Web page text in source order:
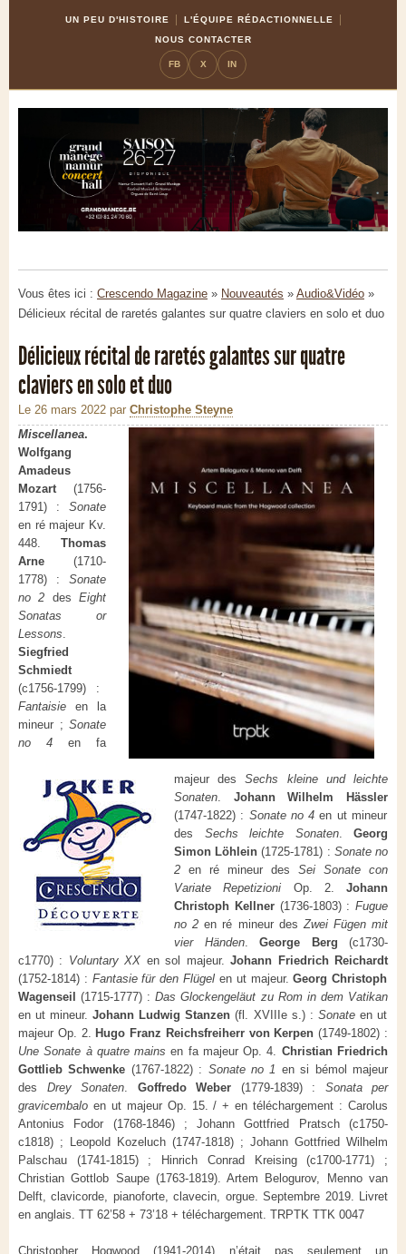
UN PEU D'HISTOIRE
L'ÉQUIPE RÉDACTIONNELLE
NOUS CONTACTER
FB X IN
Vous êtes ici : Crescendo Magazine » Nouveautés » Audio&Vidéo »
Délicieux récital de raretés galantes sur quatre claviers en solo et duo
Délicieux récital de raretés galantes sur quatre
claviers en solo et duo
Le 26 mars 2022 par Christophe Steyne
Miscellanea.
Wolfgang
Amadeus
Mozart (1756-
1791) : Sonate
en ré majeur Kv.
448. Thomas
Arne (1710-
1778) : Sonate
no 2 desEight
Sonatas or
Lessons.
Siegfried
Schmiedt
(c1756-1799) :
Fantaisie en la
mineur ; Sonate
no 4 en fa
majeur desSechs kleine und leichte
Sonaten. Johann Wilhelm Hässler
(1747-1822) : Sonate no 4 en ut mineur
des Sechs leichte Sonaten. Georg
Simon Löhlein (1725-1781) : Sonate no
2 en ré mineur des Sei Sonate con
Variate Repetizioni Op. 2. Johann
Christoph Kellner(1736-1803) : Fugue
no 2 en ré mineur desZwei Fügen mit
vier Händen. George Berg (c1730-
c1770) : Voluntary XX en sol majeur.Johann Friedrich Reichardt
(1752-1814) : Fantasie für den Flügel en ut majeur.Georg Christoph
Wagenseil
(1715-1777) :Das Glockengeläut zu Rom in dem Vatikan
en ut mineur.Johann Ludwig Stanzen (fl. XVIIIe s.) : Sonateen ut
majeur Op. 2. Hugo Franz Reichsfreiherr von Kerpen (1749-1802) :
Une Sonate à quatre mains en fa majeur Op. 4. Christian Friedrich
Gottlieb Schwenke (1767-1822) : Sonate no 1 en si bémol majeur
des Drey Sonaten. Goffredo Weber (1779-1839) : Sonata per
gravicembalo en ut majeur Op. 15. / + en téléchargement : Carolus
Antonius Fodor (1768-1846) ; Johann Gottfried Pratsch (c1750-
c1818) ; Leopold Kozeluch (1747-1818) ; Johann Gottfried Wilhelm
Palschau (1741-1815) ; Hinrich Conrad Kreising (c1700-1771) ;
Christian Gottlob Saupe (1763-1819). Artem Belogurov, Menno van
Delft, clavicorde, pianoforte, clavecin, orgue. Septembre 2019. Livret
en anglais. TT 62’58 + 73’18 + téléchargement. TRPTK TTK 0047
Christopher Hogwood (1941-2014) n’était pas seulement un